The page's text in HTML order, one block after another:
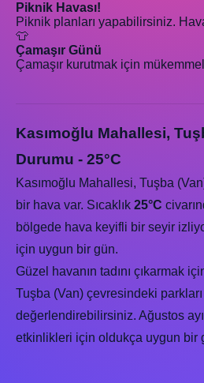
Piknik Havası!
Piknik planları yapabilirsiniz.
👕
Çamaşır Günü
Çamaşır kurutmak için
Kasımoğlu Mahallesi,
Durumu - 25°C
Kasımoğlu Mahallesi, Tuşba
bir hava var. Sıcaklık 25°C
bölgede hava keyifli bir seyir
için uygun bir gün.
Güzel havanın tadını çıkarmak
Tuşba (Van) çevresindeki
değerlendirebilirsiniz. Ağustos
etkinlikleri için oldukça uygun bir